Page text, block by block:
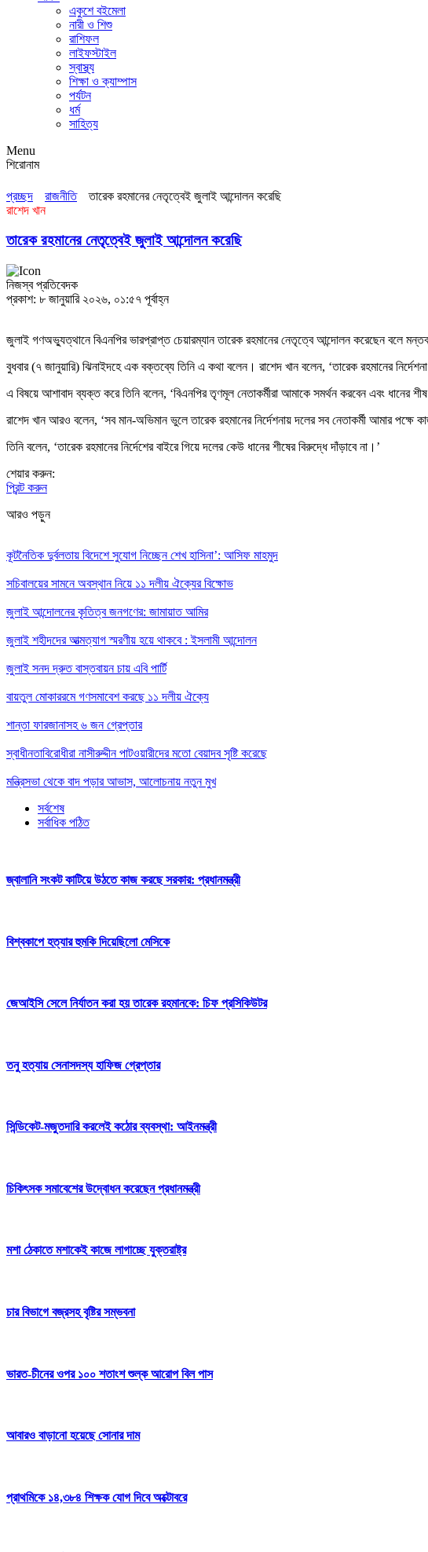
একুশে বইমেলা
নারী ও শিশু
রাশিফল
লাইফস্টাইল
স্বাস্থ্য
শিক্ষা ও ক্যাম্পাস
পর্যটন
ধর্ম
সাহিত্য
Menu
শিরোনাম
প্রচ্ছদ
রাজনীতি
তারেক রহমানের নেতৃত্বেই জুলাই আন্দোলন করেছি
রাশেদ খান
তারেক রহমানের নেতৃত্বেই জুলাই আন্দোলন করেছি
নিজস্ব প্রতিবেদক
প্রকাশ: ৮ জানুয়ারি ২০২৬, ০১:৫৭ পূর্বাহ্ন
জুলাই গণঅভ্যুত্থানে বিএনপির ভারপ্রাপ্ত চেয়ারম্যান তারেক রহমানের নেতৃত্বে আন্দোলন করেছেন বলে
বুধবার (৭ জানুয়ারি) ঝিনাইদহে এক বক্তব্যে তিনি এ কথা বলেন। রাশেদ খান বলেন, ‘তারেক রহমানের
এ বিষয়ে আশাবাদ ব্যক্ত করে তিনি বলেন, ‘বিএনপির তৃণমূল নেতাকর্মীরা আমাকে সমর্থন করবেন এবং ধানের
রাশেদ খান আরও বলেন, ‘সব মান-অভিমান ভুলে তারেক রহমানের নির্দেশনায় দলের সব নেতাকর্মী আমার পক্ষে
তিনি বলেন, ‘তারেক রহমানের নির্দেশের বাইরে গিয়ে দলের কেউ ধানের শীষের বিরুদ্ধে দাঁড়াবে না।’
শেয়ার করুন:
প্রিন্ট করুন
আরও পড়ুন
কূটনৈতিক দুর্বলতায় বিদেশে সুযোগ নিচ্ছেন শেখ হাসিনা’: আসিফ মাহমুদ
সচিবালয়ের সামনে অবস্থান নিয়ে ১১ দলীয় ঐক্যের বিক্ষোভ
জুলাই আন্দোলনের কৃতিত্ব জনগণের: জামায়াত আমির
জুলাই শহীদদের আত্মত্যাগ স্মরণীয় হয়ে থাকবে : ইসলামী আন্দোলন
জুলাই সনদ দ্রুত বাস্তবায়ন চায় এবি পার্টি
বায়তুল মোকাররমে গণসমাবেশ করছে ১১ দলীয় ঐক্যে
শান্তা ফারজানাসহ ৬ জন গ্রেপ্তার
স্বাধীনতাবিরোধীরা নাসীরুদ্দীন পাটওয়ারীদের মতো বেয়াদব সৃষ্টি করেছে
মন্ত্রিসভা থেকে বাদ পড়ার আভাস, আলোচনায় নতুন মুখ
সর্বশেষ
সর্বাধিক পঠিত
জ্বালানি সংকট কাটিয়ে উঠতে কাজ করছে সরকার: প্রধানমন্ত্রী
বিশ্বকাপে হত্যার হুমকি দিয়েছিলো মেসিকে
জেআইসি সেলে নির্যাতন করা হয় তারেক রহমানকে: চিফ প্রসিকিউটর
তনু হত্যায় সেনাসদস্য হাফিজ গ্রেপ্তার
সিন্ডিকেট-মজুতদারি করলেই কঠোর ব্যবস্থা: আইনমন্ত্রী
চিকিৎসক সমাবেশের উদ্বোধন করেছেন প্রধানমন্ত্রী
মশা ঠেকাতে মশাকেই কাজে লাগাচ্ছে যুক্তরাষ্ট্র
চার বিভাগে বজ্রসহ বৃষ্টির সম্ভবনা
ভারত-চীনের ওপর ১০০ শতাংশ শুল্ক আরোপ বিল পাস
আবারও বাড়ানো হয়েছে সোনার দাম
প্রাথমিকে ১৪,৩৮৪ শিক্ষক যোগ দিবে অক্টোবরে